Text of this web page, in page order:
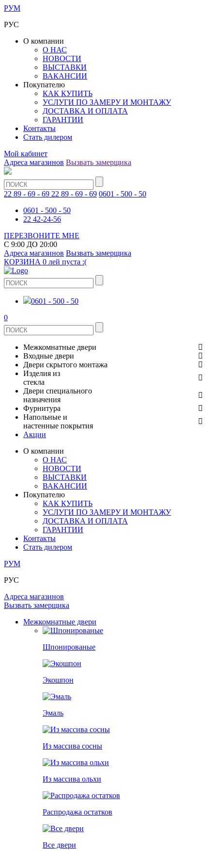
РУМ
РУС
О компании
О НАС
НОВОСТИ
ВЫСТАВКИ
ВАКАНСИИ
Покупателю
КАК КУПИТЬ
УСЛУГИ ПО ЗАМЕРУ И МОНТАЖУ
ДОСТАВКА И ОПЛАТА
ГАРАНТИИ
Контакты
Стать дилером
Мой кабинет
Адреса магазинов Вызвать замерщика
22 89 - 69 - 69 22 89 - 69 - 69 0601 - 500 - 50
0601 - 500 - 50
22 42-24-56
ПЕРЕЗВОНИТЕ МНЕ
С 9:00 ДО 20:00
Адреса магазинов Вызвать замерщика
КОРЗИНА 0 лей пуста :(
0601 - 500 - 50
0
Межкомнатные двери
ШПОНИРОВАНЫЕ
ЭКОШПОН
ИЗ МАССИВА СОСНЫ
РАСПРОДАЖА ОСТАТКОВ
ВСЕ ДВЕРИ
Входные двери
МЕТАЛЛИЧЕСКИЕ ДВЕРИ
В КВАРТИРУ
ДЛЯ ДОМА
Двери скрытого монтажа
СТЕКЛЯННЫЕ
ЗЕРКАЛЬНЫЕ
Изделия из
стекла
ДВЕРИ
ДУШЕВЫЕ КАБИНЫ И ПЕРЕГОРОДКИ
ОГРАЖДЕНИЯ И СТУПЕНИ
РАЗДВИЖНЫЕ ПЕРЕГОРОДКИ
Двери специального
назначения
ПРОТИВОПОЖАРНЫЕ
Фурнитура
ДВЕРНЫЕ РУЧКИ
КОМПЛЕКТУЮЩИЕ
ОГРАНИЧИТЕЛИ
ПЕТЛИ
РАЗДВИЖНАЯ СИСТЕМА
Напольные и
настенные покрытия
СТЕНОВЫЕ ПАНЕЛИ
Акции
О компании
О НАС
НОВОСТИ
ВЫСТАВКИ
ВАКАНСИИ
Покупателю
КАК КУПИТЬ
УСЛУГИ ПО ЗАМЕРУ И МОНТАЖУ
ДОСТАВКА И ОПЛАТА
ГАРАНТИИ
Контакты
Стать дилером
РУМ
РУС
Адреса магазинов
Вызвать замерщика
Межкомнатные двери
Шпонированые
Экошпон
Эмаль
Из массива сосны
Из массива ольхи
Распродажа остатков
Все двери